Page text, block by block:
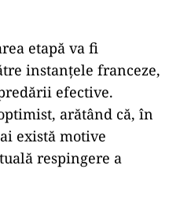
etapă va fi
instanțele franceze,
efective.
arătând că, în
există motive
respingere a